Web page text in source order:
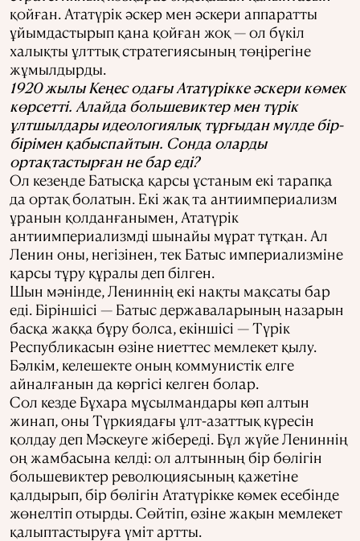
қойған. Ататүрік әскер мен әскери аппаратты
ұйымдастырып қана қойған жоқ — ол бүкіл
халықты ұлттық стратегиясының төңірегіне
жұмылдырды.
1920 жылы Кеңес одағы Ататүрікке әскери көмек
көрсетті. Алайда большевиктер мен түрік
ұлтшылдары идеологиялық тұрғыдан мүлде бір-
бірімен қабыспайтын. Сонда оларды
ортақтастырған не бар еді?
Ол кезеңде Батысқа қарсы ұстаным екі тарапқа
да ортақ болатын. Екі жақ та антиимпериализм
ұранын қолданғанымен, Ататүрік
антиимпериализмді шынайы мұрат тұтқан. Ал
Ленин оны, негізінен, тек Батыс империализміне
қарсы тұру құралы деп білген.
Шын мәнінде, Лениннің екі нақты мақсаты бар
еді. Біріншісі — Батыс державаларының назарын
басқа жаққа бұру болса, екіншісі — Түрік
Республикасын өзіне ниеттес мемлекет қылу.
Бәлкім, келешекте оның коммунистік елге
айналғанын да көргісі келген болар.
Сол кезде Бұхара мұсылмандары көп алтын
жинап, оны Түркиядағы ұлт-азаттық күресін
қолдау деп Мәскеуге жібереді. Бұл жүйе Лениннің
оң жамбасына келді: ол алтынның бір бөлігін
большевиктер революциясының қажетіне
қалдырып, бір бөлігін Ататүрікке көмек есебінде
жөнелтіп отырды. Сөйтіп, өзіне жақын мемлекет
қалыптастыруға үміт артты.